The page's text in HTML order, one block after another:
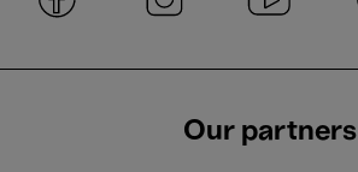
Our partners